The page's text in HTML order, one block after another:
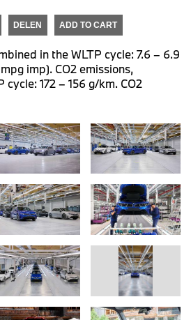
DELEN ADD TO CART
in the WLTP cycle: 7.6 – 6.9
imp). CO2 emissions,
cycle: 172 – 156 g/km. CO2